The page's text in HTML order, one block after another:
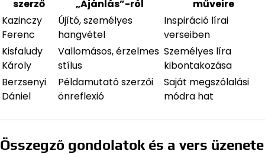
szerző
„Ajánlás”-ról
műveire
Kazinczy
Ferenc
Újító, személyes
hangvétel
Inspiráció lírai
verseiben
Kisfaludy
Károly
Vallomásos, érzelmes
stílus
Személyes líra
kibontakozása
Berzsenyi
Dániel
Példamutató szerzői
önreflexió
Saját megszólalási
módra hat
Összegző gondolatok és a vers üzenete